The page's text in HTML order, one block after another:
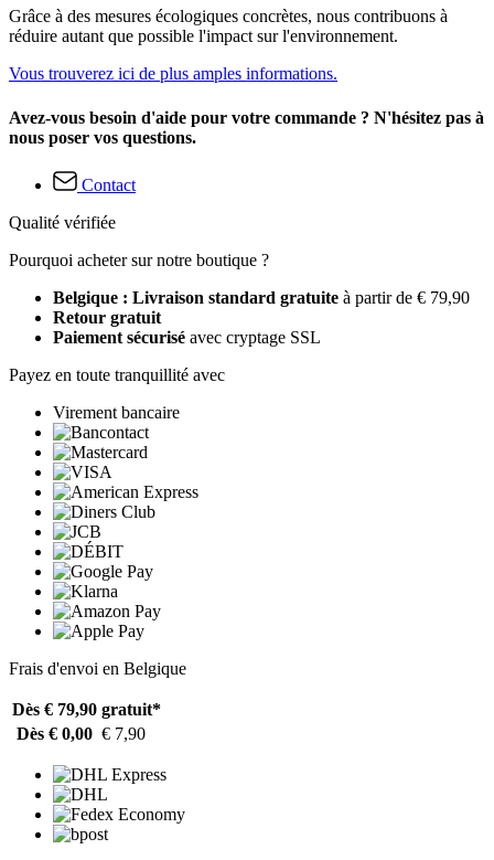
Grâce à des mesures écologiques concrètes, nous contribuons à
réduire autant que possible l'impact sur l'environnement.
Vous trouverez ici de plus amples informations.
Avez-vous besoin d'aide pour votre commande ? N'hésitez pas à
nous poser vos questions.
Contact
Qualité vérifiée
Pourquoi acheter sur notre boutique ?
Belgique : Livraison standard gratuite à partir de € 79,90
Retour gratuit
Paiement sécurisé avec cryptage SSL
Payez en toute tranquillité avec
Virement bancaire
Frais d'envoi en Belgique
Dès € 79,90 gratuit*
Dès € 0,00 € 7,90